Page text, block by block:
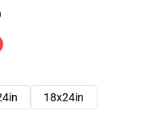
18x24in